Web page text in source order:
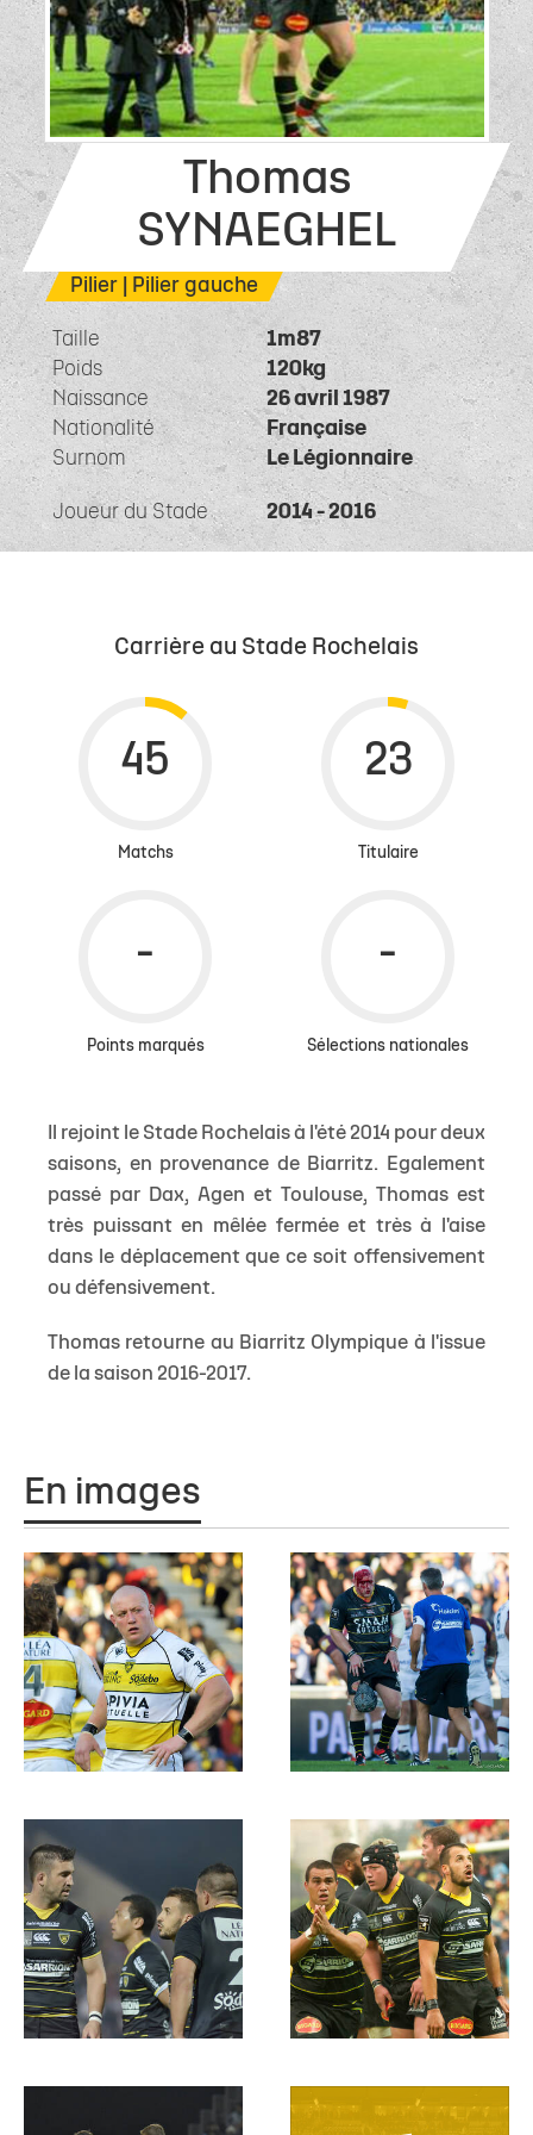
Thomas
SYNAEGHEL
Pilier | Pilier gauche
Taille
1m87
Poids
120kg
Naissance
26 avril 1987
Nationalité
Française
Surnom
Le Légionnaire
Joueur du Stade 2014 - 2016
Carrière au Stade Rochelais
Matchs Titulaire
Points marqués Sélections nationales
Il rejoint le Stade Rochelais à l'été 2014 pour deux
saisons, en provenance de Biarritz. Egalement
passé par Dax, Agen et Toulouse, Thomas est
très puissant en mêlée fermée et très à l'aise
dans le déplacement que ce soit offensivement
ou défensivement.
Thomas retourne au Biarritz Olympique à l'issue
de la saison 2016-2017.
En images